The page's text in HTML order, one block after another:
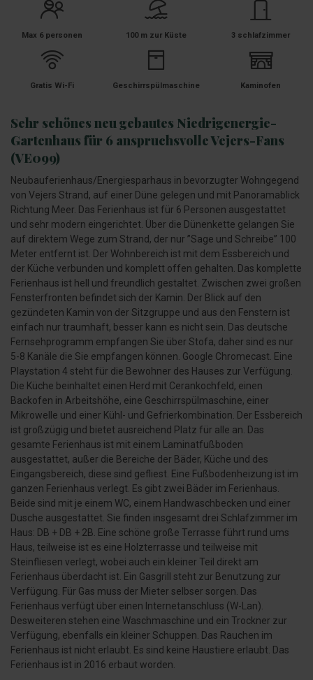
Max 6 personen 100 m zur Küste 3 schlafzimmer
Gratis Wi-Fi Geschirrspülmaschine Kaminofen
Sehr schönes neu gebautes Niedrigenergie-
Gartenhaus für 6 anspruchsvolle Vejers-Fans
(VE099)
Neubauferienhaus/Energiesparhaus in bevorzugter Wohngegend
von Vejers Strand, auf einer Düne gelegen und mit Panoramablick
Richtung Meer. Das Ferienhaus ist für 6 Personen ausgestattet
und sehr modern eingerichtet. Über die Dünenkette gelangen Sie
auf direktem Wege zum Strand, der nur ”Sage und Schreibe” 100
Meter entfernt ist. Der Wohnbereich ist mit dem Essbereich und
der Küche verbunden und komplett offen gehalten. Das komplette
Ferienhaus ist hell und freundlich gestaltet. Zwischen zwei großen
Fensterfronten befindet sich der Kamin. Der Blick auf den
gezündeten Kamin von der Sitzgruppe und aus den Fenstern ist
einfach nur traumhaft, besser kann es nicht sein. Das deutsche
Fernsehprogramm empfangen Sie über Stofa, daher sind es nur
5-8 Kanäle die Sie empfangen können. Google Chromecast. Eine
Playstation 4 steht für die Bewohner des Hauses zur Verfügung.
Die Küche beinhaltet einen Herd mit Cerankochfeld, einen
Backofen in Arbeitshöhe, eine Geschirrspülmaschine, einer
Mikrowelle und einer Kühl- und Gefrierkombination. Der Essbereich
ist großzügig und bietet ausreichend Platz für alle an. Das
gesamte Ferienhaus ist mit einem Laminatfußboden
ausgestattet, außer die Bereiche der Bäder, Küche und des
Eingangsbereich, diese sind gefliest. Eine Fußbodenheizung ist im
ganzen Ferienhaus verlegt. Es gibt zwei Bäder im Ferienhaus.
Beide sind mit je einem WC, einem Handwaschbecken und einer
Dusche ausgestattet. Sie finden insgesamt drei Schlafzimmer im
Haus: DB + DB + 2B. Eine schöne große Terrasse führt rund ums
Haus, teilweise ist es eine Holzterrasse und teilweise mit
Steinfliesen verlegt, wobei auch ein kleiner Teil direkt am
Ferienhaus überdacht ist. Ein Gasgrill steht zur Benutzung zur
Verfügung. Für Gas muss der Mieter selbser sorgen. Das
Ferienhaus verfügt über einen Internetanschluss (W-Lan).
Desweiteren stehen eine Waschmaschine und ein Trockner zur
Verfügung, ebenfalls ein kleiner Schuppen. Das Rauchen im
Ferienhaus ist nicht erlaubt. Es sind keine Haustiere erlaubt. Das
Ferienhaus ist in 2016 erbaut worden.